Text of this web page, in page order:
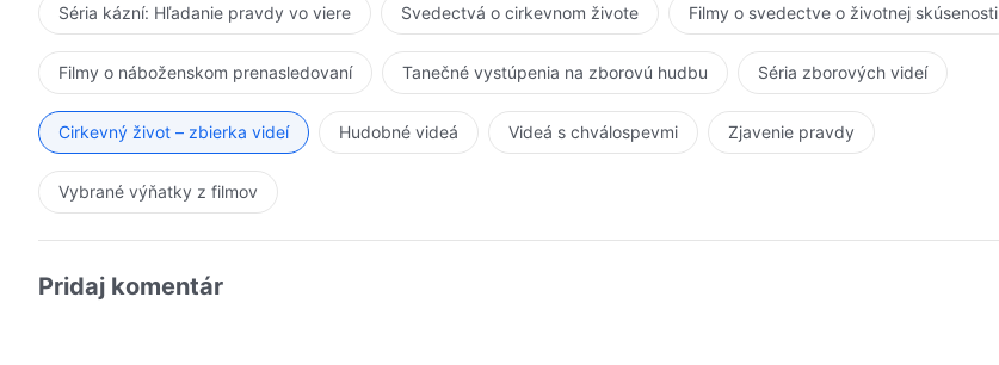
Séria kázní: Hľadanie pravdy vo viere Svedectvá o cirkevnom živote Filmy o svedectve o životnej skúsenosti
Filmy o náboženskom prenasledovaní Tanečné vystúpenia na zborovú hudbu Séria zborových videí
Cirkevný život – zbierka videí Hudobné videá Videá s chválospevmi Zjavenie pravdy
Vybrané výňatky z filmov
Pridaj komentár